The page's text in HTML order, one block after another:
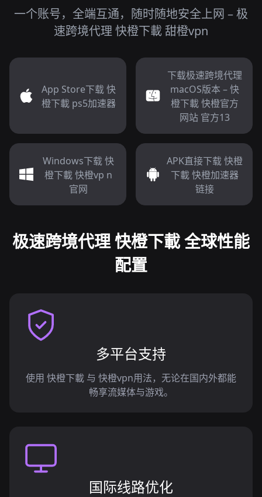
一个账号，全端互通，随时随地安全上网 – 极
速跨境代理 快橙下載 甜橙vpn
App Store下载 快
橙下載 ps5加速器
下载极速跨境代理
macOS版本 – 快
橙下載 快橙官方
网站 官方13
Windows下载 快
橙下載 快橙vp n
官网
APK直接下载 快橙
下載 快橙加速器
链接
极速跨境代理 快橙下載 全球性能
配置
多平台支持
使用 快橙下載 与 快橙vpn用法，无论在国内外都能
畅享流媒体与游戏。
国际线路优化